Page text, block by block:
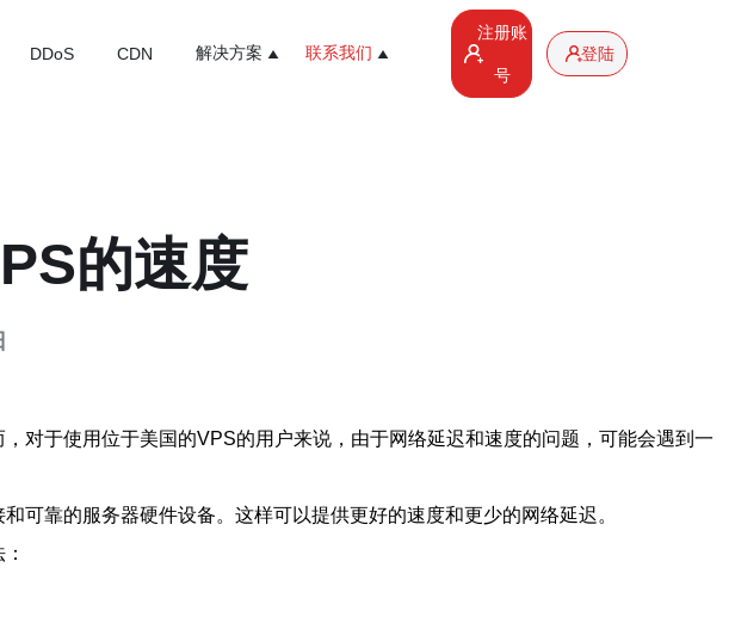
DDoS CDN 解决方案 联系我们
注册账
号
登陆
的速度
对于使用位于美国的VPS的用户来说，由于网络延迟和速度的问题，可能会遇到一
可靠的服务器硬件设备。这样可以提供更好的速度和更少的网络延迟。